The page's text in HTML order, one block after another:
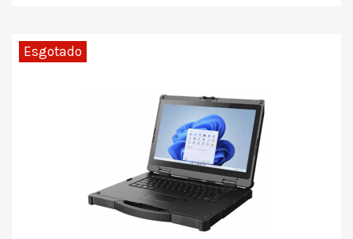
Esgotado